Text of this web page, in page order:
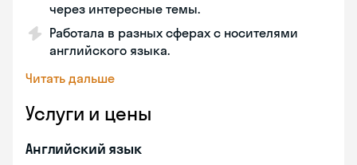
через интересные темы.
Работала в разных сферах с носителями
английского языка.
Читать дальше
Услуги и цены
Английский язык